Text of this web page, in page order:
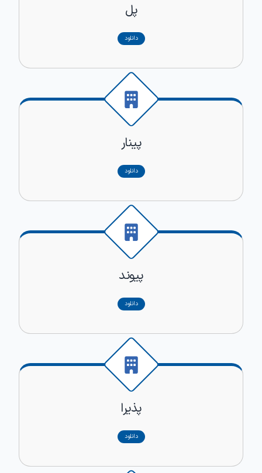
پل
دانلود
پینار
دانلود
پیوند
دانلود
پذیرا
دانلود